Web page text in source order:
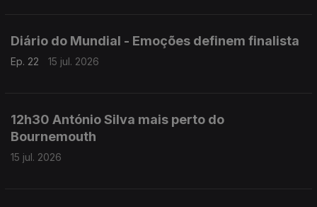
Diário do Mundial - Emoções definem finalista
Ep. 22 15 jul. 2026
12h30 António Silva mais perto do
Bournemouth
15 jul. 2026